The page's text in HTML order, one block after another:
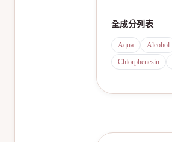
全成分列表
Aqua Alcohol
Chlorphenesin